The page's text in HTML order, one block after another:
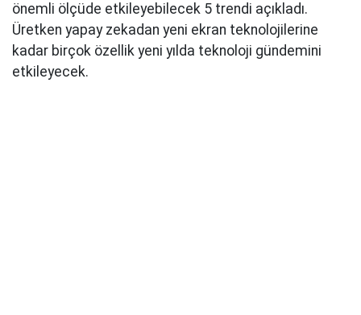
önemli ölçüde etkileyebilecek 5 trendi açıkladı.
Üretken yapay zekadan yeni ekran teknolojilerine
kadar birçok özellik yeni yılda teknoloji gündemini
etkileyecek.